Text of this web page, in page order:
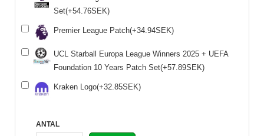
Set(+54.76SEK)
Premier League Patch(+34.94SEK)
UCL Starball Europa League Winners 2025 + UEFA
Foundation 10 Years Patch Set(+57.89SEK)
Kraken Logo(+32.85SEK)
ANTAL